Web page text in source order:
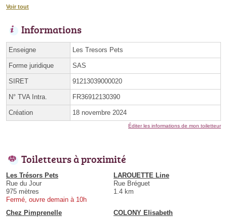
Voir tout
Informations
Enseigne Les Tresors Pets
Forme juridique SAS
SIRET 91213039000020
N° TVA Intra. FR36912130390
Création 18 novembre 2024
Éditer les informations de mon toiletteur
Toiletteurs à proximité
Les Trésors Pets
Rue du Jour
975 mètres
Fermé, ouvre demain à 10h
LAROUETTE Line
Rue Bréguet
1.4 km
Chez Pimprenelle
COLONY Elisabeth